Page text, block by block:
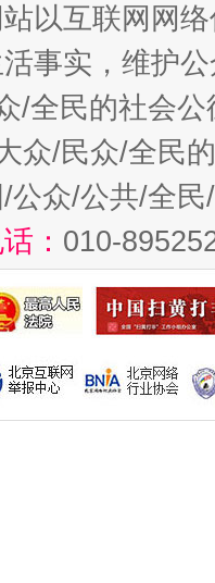
以互联网网
事实，维护
/全民的社会公
众/民众/全民
公众/公共/全
： 010-